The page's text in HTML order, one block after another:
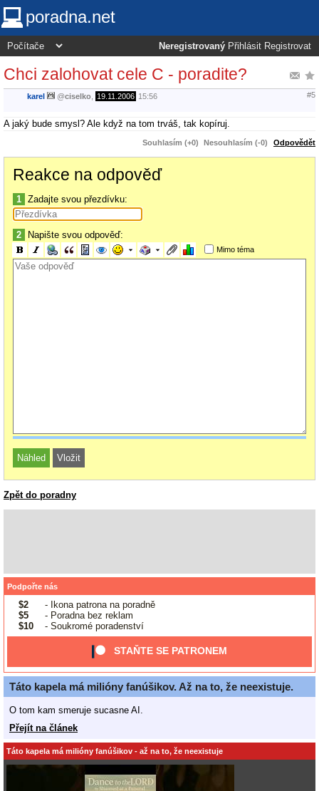
poradna.net
Neregistrovaný Přihlásit Registrovat
Chci zalohovat cele C - poradite?
karel @ciselko 19.11.2006 15:56 #5
A jaký bude smysl? Ale když na tom trváš, tak kopíruj.
Souhlasím (+0) Nesouhlasím (-0) Odpovědět
Reakce na odpověď
1 Zadajte svou přezdívku:
2 Napište svou odpověď:
Mimo téma
Zpět do poradny
Podpořte nás
$2
- Ikona patrona na poradně
$5
- Poradna bez reklam
$10
- Soukromé poradenství
STAŇTE SE PATRONEM
Táto kapela má milióny fanúšikov. Až na to, že neexistuje.
O tom kam smeruje sucasne AI.
Přejít na článek
Táto kapela má milióny fanúšikov - až na to, že neexistuje